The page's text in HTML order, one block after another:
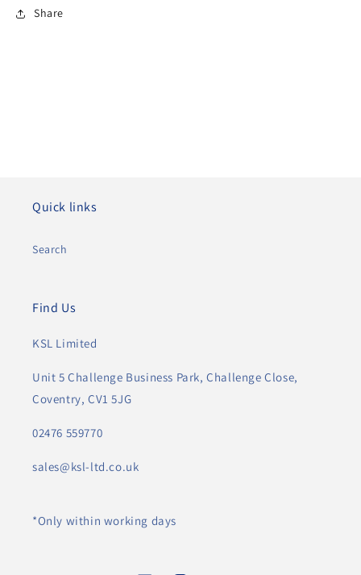
Share
Quick links
Search
Find Us
KSL Limited
Unit 5 Challenge Business Park, Challenge Close,
Coventry, CV1 5JG
02476 559770
sales@ksl-ltd.co.uk
*Only within working days